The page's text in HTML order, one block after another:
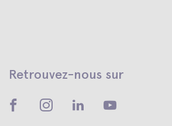
Retrouvez-nous sur